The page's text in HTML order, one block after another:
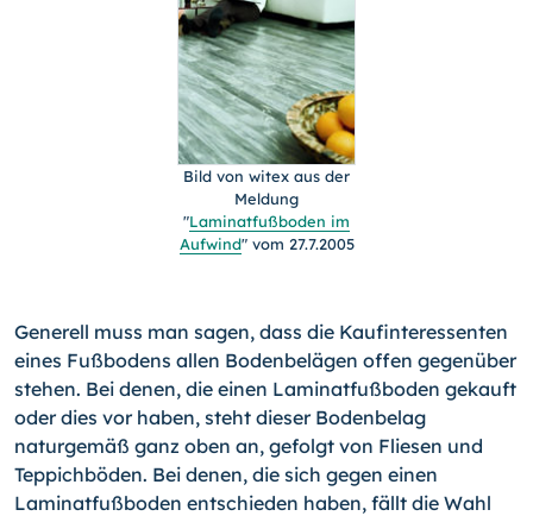
Bild von witex aus der
Meldung
"Laminatfußboden im
Aufwind" vom 27.7.2005
Generell muss man sagen, dass die Kaufinteressenten
eines Fußbodens allen Bodenbelägen offen gegenüber
stehen. Bei denen, die einen Laminatfußboden gekauft
oder dies vor haben, steht dieser Bodenbelag
naturgemäß ganz oben an, gefolgt von Fliesen und
Teppichböden. Bei denen, die sich gegen einen
Laminatfußboden entschieden haben, fällt die Wahl